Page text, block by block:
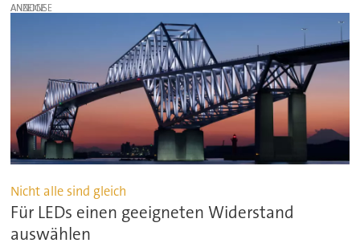
ANZEIGE
Nicht alle sind gleich
Für LEDs einen geeigneten Widerstand
auswählen